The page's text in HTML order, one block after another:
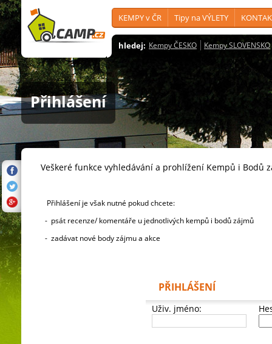
KEMPY v ČR Tipy na VÝLETY
hledej: Kempy ČESKO Kempy SLOVENSKO
Přihlášení
Veškeré funkce vyhledávání a prohlížení Kempů i
Přihlášení je však nutné pokud chcete:
- psát recenze/ komentáře u jednotlivých kempů i bodů zájmů
- zadávat nové body zájmu a akce
PŘIHLÁŠENÍ
Uživ. jméno: